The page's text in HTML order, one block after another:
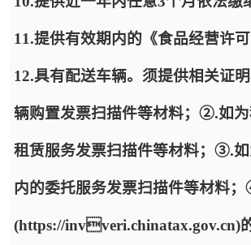
11.提供有效期内的《食品经营许
12.具有配送车辆。须提供相关证
辆购置发票扫描件等材料；②.如
租赁服务发票扫描件等材料；③.
内的委托服务发票扫描件等材料
(https://invveri.chinatax.gov.cn)